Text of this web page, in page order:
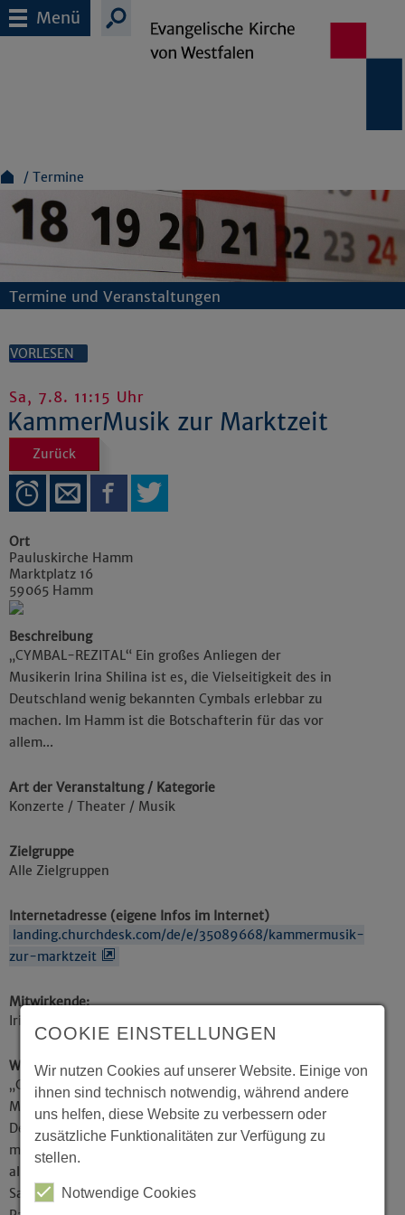
Menü
Termine
Termine und Veranstaltungen
VORLESEN
Sa, 7.8. 11:15 Uhr
KammerMusik zur Marktzeit
Zurück
Ort
Pauluskirche Hamm
Marktplatz 16
59065 Hamm
Beschreibung
„CYMBAL-REZITAL“ Ein großes Anliegen der
Musikerin Irina Shilina ist es, die Vielseitigkeit des in
Deutschland wenig bekannten Cymbals erlebbar zu
machen. Im Hamm ist die Botschafterin für das vor
allem...
Art der Veranstaltung / Kategorie
Konzerte / Theater / Musik
Zielgruppe
Alle Zielgruppen
Internetadresse (eigene Infos im Internet)
landing.churchdesk.com/de/e/35089668/kammermusik-
zur-marktzeit
Mitwirkende:
Irina Shilina - Cymbal
Weitere Informationen
„CYMBAL-REZITAL“ Ein großes Anliegen der
Musikerin Irina Shilina ist es, die Vielseitigkeit des in
Deutschland wenig bekannten Cymbals erlebbar zu
machen. Im Hamm ist die Botschafterin für das vor
allem in Osteuropa weitverbreiteten Instruments am
Samstag, den 07.06.2025, um 11:15 Uhr in der
COOKIE EINSTELLUNGEN
Wir nutzen Cookies auf unserer Website. Einige von
ihnen sind technisch notwendig, während andere
uns helfen, diese Website zu verbessern oder
zusätzliche Funktionalitäten zur Verfügung zu
stellen.
Notwendige Cookies